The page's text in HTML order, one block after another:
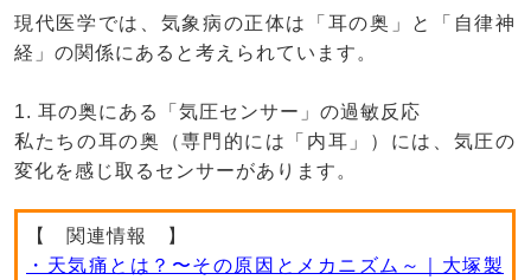
現代医学では、気象病の正体は「耳の奥」と「自律神
経」の関係にあると考えられています。
1. 耳の奥にある「気圧センサー」の過敏反応
私たちの耳の奥（専門的には「内耳」）には、気圧の
変化を感じ取るセンサーがあります。
【 関連情報 】
・天気痛とは？〜その原因とメカニズム～｜大塚製